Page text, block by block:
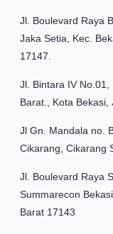
Jl. Boulevard Raya
Jaka Setia, Kec.
17147.
Jl. Bintara IV No.01,
Barat., Kota
Jl Gn. Mandala no.
Cikarang, Cikarang
Jl. Boulevard Raya
Summarecon
Barat 17143